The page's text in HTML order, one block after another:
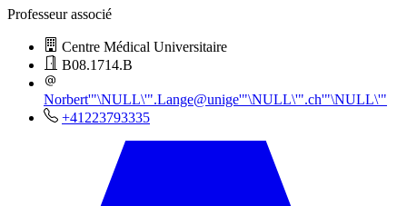
Professeur associé
Centre Médical Universitaire
B08.1714.B
Norbert'"\NULL\'".Lange@unige'"\NULL\'".ch'"\NULL\'"
+41223793335